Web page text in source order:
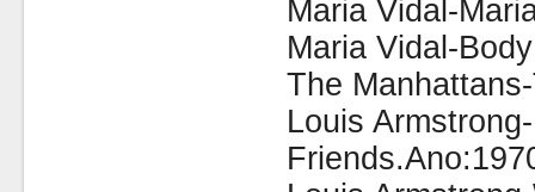
Maria Vidal-
Maria Vidal-
The
Louis